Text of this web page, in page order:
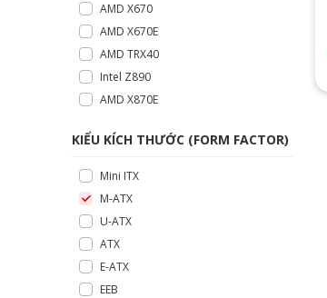
AMD X670
AMD X670E
AMD TRX40
Intel Z890
AMD X870E
KIỂU KÍCH THƯỚC (FORM FACTOR)
Mini ITX
M-ATX
U-ATX
ATX
E-ATX
EEB